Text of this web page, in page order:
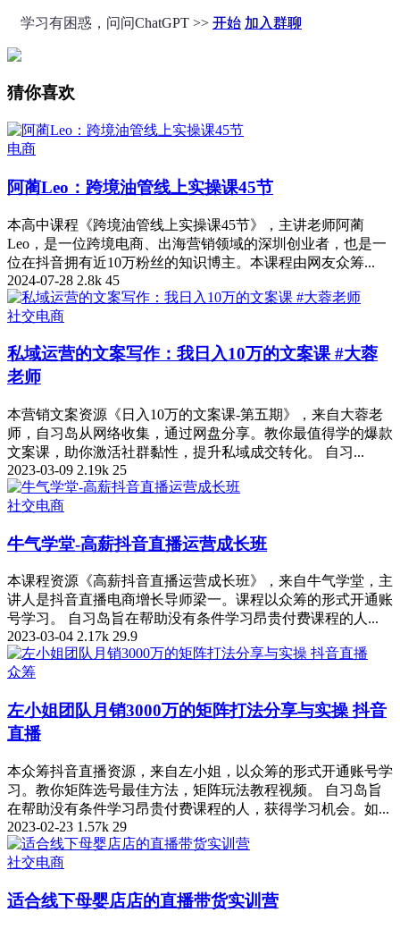
学习有困惑，问问ChatGPT >> 开始 加入群聊
猜你喜欢
电商
阿蔺Leo：跨境油管线上实操课45节
本高中课程《跨境油管线上实操课45节》，主讲老师阿蔺
Leo，是一位跨境电商、出海营销领域的深圳创业者，也是一
位在抖音拥有近10万粉丝的知识博主。本课程由网友众筹...
2024-07-28 2.8k 45
社交电商
私域运营的文案写作：我日入10万的文案课 #大蓉
老师
本营销文案资源《日入10万的文案课-第五期》，来自大蓉老
师，自习岛从网络收集，通过网盘分享。教你最值得学的爆款
文案课，助你激活社群黏性，提升私域成交转化。 自习...
2023-03-09 2.19k 25
社交电商
牛气学堂-高薪抖音直播运营成长班
本课程资源《高薪抖音直播运营成长班》，来自牛气学堂，主
讲人是抖音直播电商增长导师梁一。课程以众筹的形式开通账
号学习。 自习岛旨在帮助没有条件学习昂贵付费课程的人...
2023-03-04 2.17k 29.9
众筹
左小姐团队月销3000万的矩阵打法分享与实操 抖音
直播
本众筹抖音直播资源，来自左小姐，以众筹的形式开通账号学
习。教你矩阵选号最佳方法，矩阵玩法教程视频。 自习岛旨
在帮助没有条件学习昂贵付费课程的人，获得学习机会。如...
2023-02-23 1.57k 29
社交电商
适合线下母婴店店的直播带货实训营